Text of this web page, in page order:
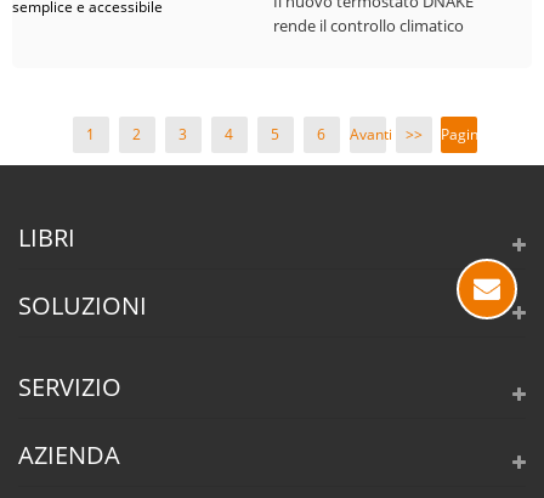
rende il controllo climatico
1 2 3 4 5 6
Avanti
>
>>
Pagina
1/19
LIBRI
SOLUZIONI
SERVIZIO
AZIENDA